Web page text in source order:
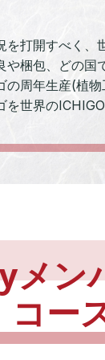
を打開すべく、
や梱包、どの国
の周年生産(植
を世界の
メン
コー